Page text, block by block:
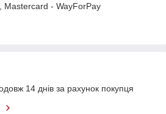
Mastercard - WayForPay
14 днів за рахунок покупця